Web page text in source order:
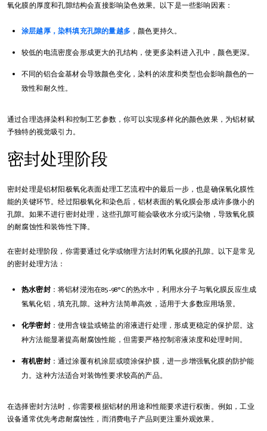
氧化膜的厚度和孔隙结构会直接影响染色效果。以下是一些影响因素：
涂层越厚，染料填充孔隙的量越多 ，颜色更持久。
较低的电流密度会形成更大的孔结构，使更多染料进入孔中，颜色更深。
不同的铝合金基材会导致颜色变化，染料的浓度和类型也会影响颜色的一
致性和耐久性。
通过合理选择染料和控制工艺参数，你可以实现多样化的颜色效果，为铝材赋
予独特的视觉吸引力。
密封处理阶段
密封处理是铝材阳极氧化表面处理工艺流程中的最后一步，也是确保氧化膜性
能的关键环节。经过阳极氧化和染色后，铝材表面的氧化膜会形成许多微小的
孔隙。如果不进行密封处理，这些孔隙可能会吸收水分或污染物，导致氧化膜
的耐腐蚀性和装饰性下降。
在密封处理阶段，你需要通过化学或物理方法封闭氧化膜的孔隙。以下是常见
的密封处理方法：
热水密封：将铝材浸泡在85-98°C的热水中，利用水分子与氧化膜反应生成
氢氧化铝，填充孔隙。这种方法简单高效，适用于大多数应用场景。
化学密封：使用含镍盐或铬盐的溶液进行处理，形成更稳定的保护层。这
种方法能显著提高耐腐蚀性能，但需要严格控制溶液浓度和处理时间。
有机密封：通过涂覆有机涂层或喷涂保护膜，进一步增强氧化膜的防护能
力。这种方法适合对装饰性要求较高的产品。
在选择密封方法时，你需要根据铝材的用途和性能要求进行权衡。例如，工业
设备通常优先考虑耐腐蚀性，而消费电子产品则更注重外观效果。